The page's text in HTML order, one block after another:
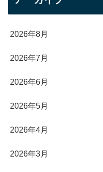
2026年8月
2026年7月
2026年6月
2026年5月
2026年4月
2026年3月